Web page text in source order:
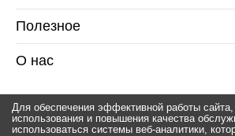
Полезное
О нас
Для обеспечения эффективной работы сайта,
использования и повышения качества
использоваться системы веб-аналитики,